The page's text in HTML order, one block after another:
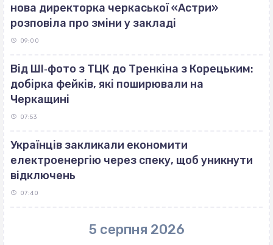
нова директорка черкаської «Астри»
розповіла про зміни у закладі
09:00
Від ШІ‐фото з ТЦК до Тренкіна з Корецьким:
добірка фейків, які поширювали на
Черкащині
07:53
Українців закликали економити
електроенергію через спеку, щоб уникнути
відключень
07:40
5 серпня 2026